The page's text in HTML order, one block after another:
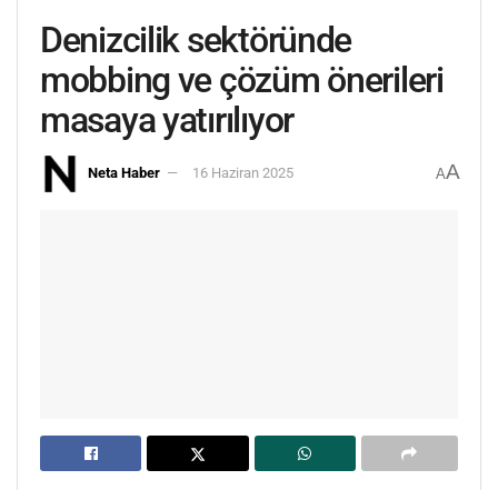
Denizcilik sektöründe
mobbing ve çözüm önerileri
masaya yatırılıyor
Neta Haber 16 Haziran 2025 AA